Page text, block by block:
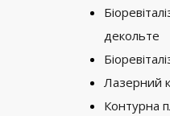
декольте
Лазерний
Контурна